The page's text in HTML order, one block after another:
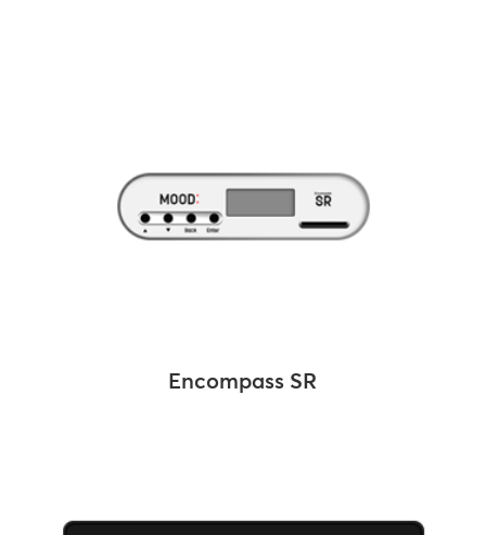
Encompass SR